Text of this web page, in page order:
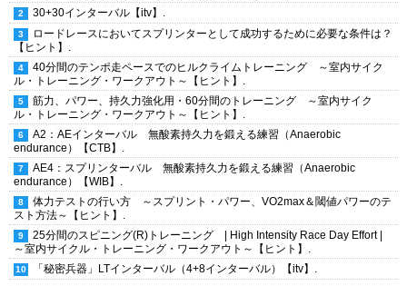
30+30インターバル【itv】.
ロードレースにおいてスプリンターとして成功するために必要な条件は？
【ヒント】.
40分間のテンポ走ペースでのヒルクライムトレーニング ～室内サイク
ル・トレーニング・ワークアウト～【ヒント】.
筋力、パワー、持久力強化用・60分間のトレーニング ～室内サイク
ル・トレーニング・ワークアウト～【ヒント】.
A2：AEインターバル 無酸素持久力を鍛える練習（Anaerobic
endurance）【CTB】.
AE4：スプリンターバル 無酸素持久力を鍛える練習（Anaerobic
endurance）【WIB】.
体力テストの行い方 ～スプリント・パワー、VO2max＆閾値パワーのテ
スト方法～【ヒント】.
25分間のスピニング(R)トレーニング | High Intensity Race Day Effort |
～室内サイクル・トレーニング・ワークアウト～【ヒント】.
「秘密兵器」LTインターバル（4+8インターバル）【itv】.